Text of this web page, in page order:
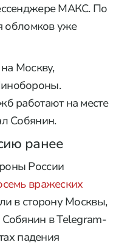
МАКС. По
обломков уже
Москву,
работают на месте
Собянин.
ранее
России
вражеских
в сторону Москвы,
в Telegram-
падения